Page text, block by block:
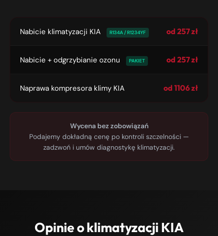
Nabicie klimatyzacji KIA R134A / R1234YF od 257 zł
Nabicie + odgrzybianie ozonu PAKIET od 257 zł
Naprawa kompresora klimy KIA od 1106 zł
Wycena bez zobowiązań
Podajemy dokładną cenę po kontroli szczelności —
zadzwoń i umów diagnostykę klimatyzacji.
Opinie o klimatyzacji KIA